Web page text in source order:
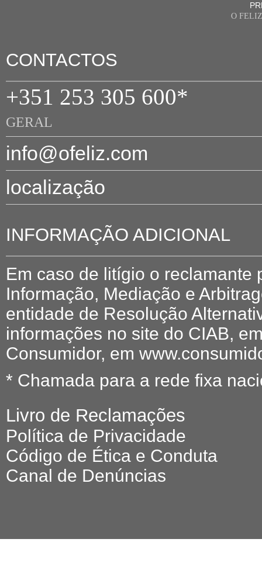
O
CONTACTOS
+351 253 305 600*
GERAL
info@ofeliz.com
localização
INFORMAÇÃO ADICIONAL
Em caso de litígio o reclamante
Informação, Mediação e
entidade de Resolução
informações no site do CIAB,
Consumidor, em
* Chamada para a rede fixa
Livro de Reclamações
Política de Privacidade
Código de Ética e Conduta
Canal de Denúncias